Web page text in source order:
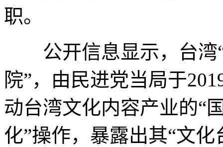
职。
公开信息显示，台湾“
院”，由民进党当局于
动台湾文化内容产业的“
化”操作，暴露出其“文